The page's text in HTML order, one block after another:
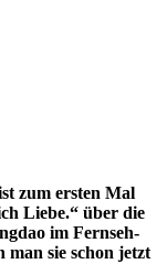
zum ersten Mal
Liebe.“ über die
im Fernseh-
man sie schon jetzt